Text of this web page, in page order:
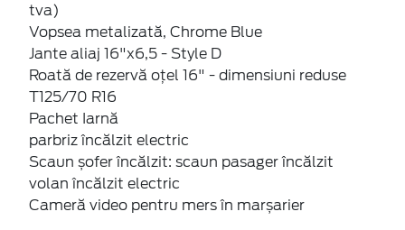
tva)
Vopsea metalizată, Chrome Blue
Jante aliaj 16"x6,5 - Style D
Roată de rezervă oțel 16" - dimensiuni reduse
T125/70 R16
Pachet Iarnă
parbriz încălzit electric
Scaun șofer încălzit: scaun pasager încălzit
volan încălzit electric
Cameră video pentru mers în marșarier